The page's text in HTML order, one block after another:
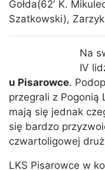
Gołda(62′ K.
Szatkowski),
Na
IV
u Pisarowce.
przegrali z Pogonią
mają się jednak
się bardzo
czwartoligowej
LKS Pisarowce w